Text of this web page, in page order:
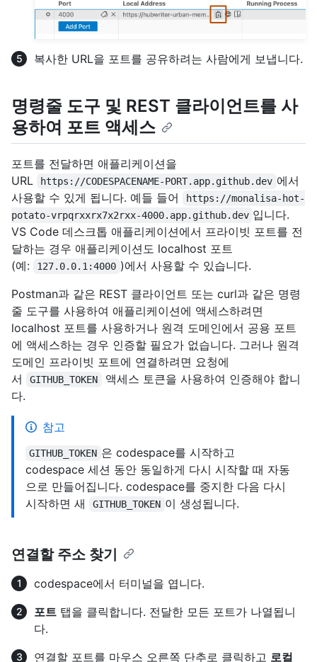
복사한 URL을 포트를 공유하려는 사람에게 보냅니다.
명령줄 도구 및 REST 클라이언트를 사
용하여 포트 액세스
포트를 전달하면 애플리케이션을
URL
https://CODESPACENAME-PORT.app.github.dev 에서
사용할 수 있게 됩니다. 예들 들어
https://monalisa-hot-
potato-vrpqrxxrx7x2rxx-4000.app.github.dev 입니다.
VS Code 데스크톱 애플리케이션에서 프라이빗 포트를 전
달하는 경우 애플리케이션도 localhost 포트
(예:
127.0.0.1:4000 )에서 사용할 수 있습니다.
Postman과 같은 REST 클라이언트 또는 curl과 같은 명령
줄 도구를 사용하여 애플리케이션에 액세스하려면
localhost 포트를 사용하거나 원격 도메인에서 공용 포트
에 액세스하는 경우 인증할 필요가 없습니다. 그러나 원격
도메인 프라이빗 포트에 연결하려면 요청에
서
GITHUB_TOKEN
액세스 토큰을 사용하여 인증해야 합니
다.
참고
GITHUB_TOKEN 은 codespace를 시작하고
codespace 세션 동안 동일하게 다시 시작할 때 자동
으로 만들어집니다. codespace를 중지한 다음 다시
시작하면 새
GITHUB_TOKEN 이 생성됩니다.
연결할 주소 찾기
codespace에서 터미널을 엽니다.
포트 탭을 클릭합니다. 전달한 모든 포트가 나열됩니
다.
연결할 포트를 마우스 오른쪽 단추로 클릭하고 로컬